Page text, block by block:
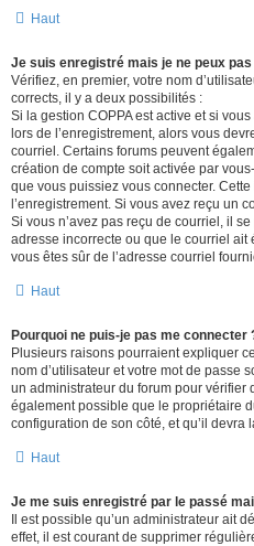
Haut
Je suis enregistré mais je ne peux
Vérifiez, en premier, votre nom
corrects, il y a deux possibilités :
Si la gestion COPPA est active et si
lors de l’enregistrement, alors vous
courriel. Certains forums peuvent
création de compte soit activée par
que vous puissiez vous connecter.
l’enregistrement. Si vous avez reçu un
Si vous n’avez pas reçu de courriel, il
adresse incorrecte ou que le courriel ait
vous êtes sûr de l’adresse courriel
Haut
Pourquoi ne puis-je pas me connecter
Plusieurs raisons pourraient expliquer
nom d’utilisateur et votre mot de passe
un administrateur du forum pour vérifier
également possible que le propriétaire
configuration de son côté, et qu’il devra
Haut
Je me suis enregistré par le passé
Il est possible qu’un administrateur ait
effet, il est courant de supprimer